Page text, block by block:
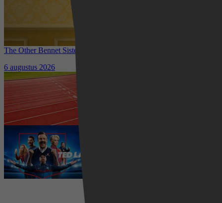
The Other Bennet Sister nu te zien op HBO Max: romantisch
6 augustus 2026